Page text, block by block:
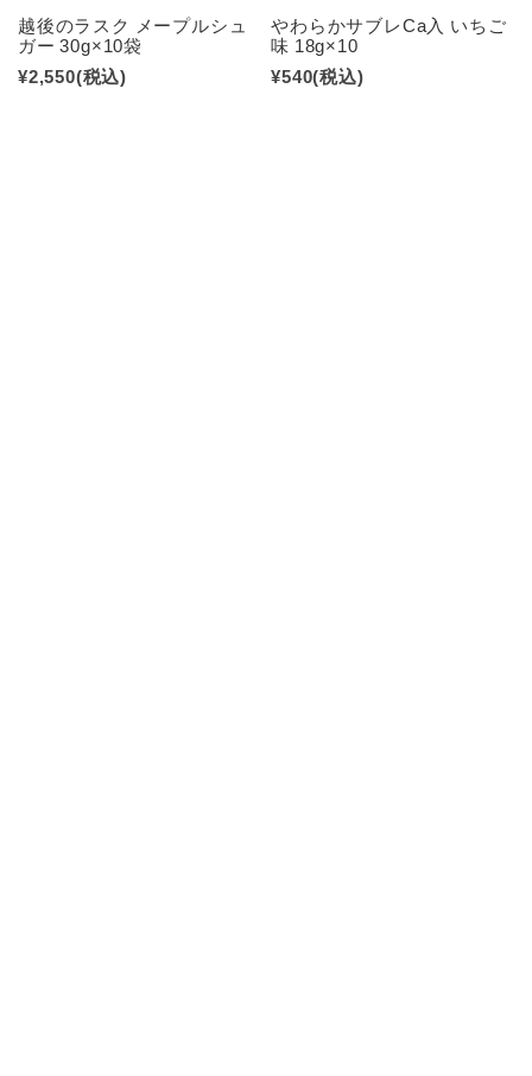
越後のラスク メープルシュ
ガー 30g×10袋
¥2,550(税込)
やわらかサブレCa入 いちご
味 18g×10
¥540(税込)